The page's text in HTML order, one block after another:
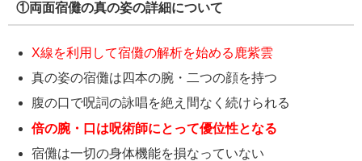
①両面宿儺の真の姿の詳細について
X線を利用して宿儺の解析を始める鹿紫雲
真の姿の宿儺は四本の腕・二つの顔を持つ
腹の口で呪詞の詠唱を絶え間なく続けられる
倍の腕・口は呪術師にとって優位性となる
宿儺は一切の身体機能を損なっていない